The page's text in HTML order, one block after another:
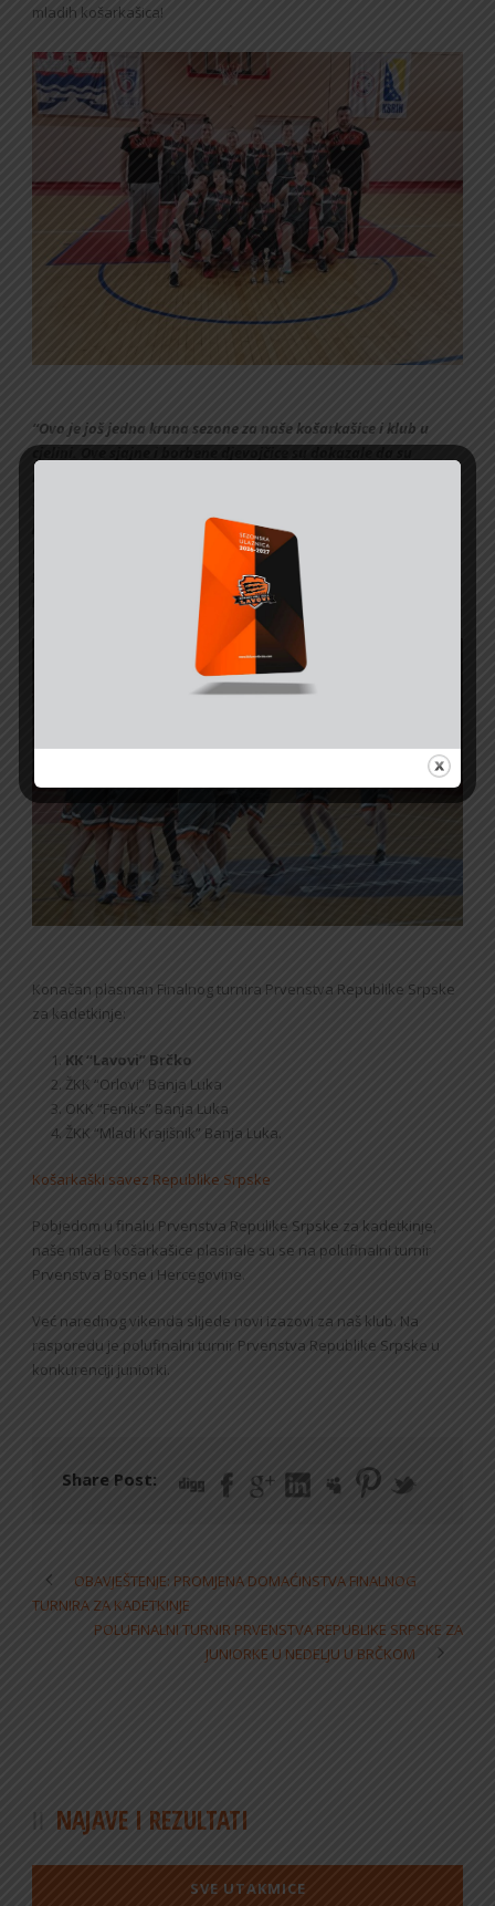
mladih košarkašica!
“Ovo je još jedna kruna sezone za naše košarkašice i klub u
cjelini. Ove sjajne i borbene djevojčice su dokazale da su
prednost i dokazale da se upornost i posvećenost isplate.
Čestitam finalistima i zahvaljujem se organizatorima na
gostoprimstvu, a mi idemo dalje u pohode na medalje i
, izjavio je trener Aleksandar Bližnjaković.
Konačan plasman Finalnog turnira Prvenstva Republike Srpske
za kadetkinje:
KK “Lavovi” Brčko
ŽKK “Orlovi” Banja Luka
OKK “Feniks” Banja Luka
ŽKK “Mladi Krajišnik” Banja Luka.
Košarkaški savez Republike Srpske
Pobjedom u finalu Prvenstva Repulike Srpske za kadetkinje,
naše mlade košarkašice plasirale su se na polufinalni turnir
Prvenstva Bosne i Hercegovine.
Već narednog vikenda slijede novi izazovi za naš klub. Na
rasporedu je polufinalni turnir Prvenstva Republike Srpske u
konkurenciji juniorki.
Share Post:
OBAVJEŠTENJE: PROMJENA DOMAĆINSTVA FINALNOG
TURNIRA ZA KADETKINJE
POLUFINALNI TURNIR PRVENSTVA REPUBLIKE SRPSKE ZA
JUNIORKE U NEDELJU U BRČKOM
NAJAVE I REZULTATI
SVE UTAKMICE